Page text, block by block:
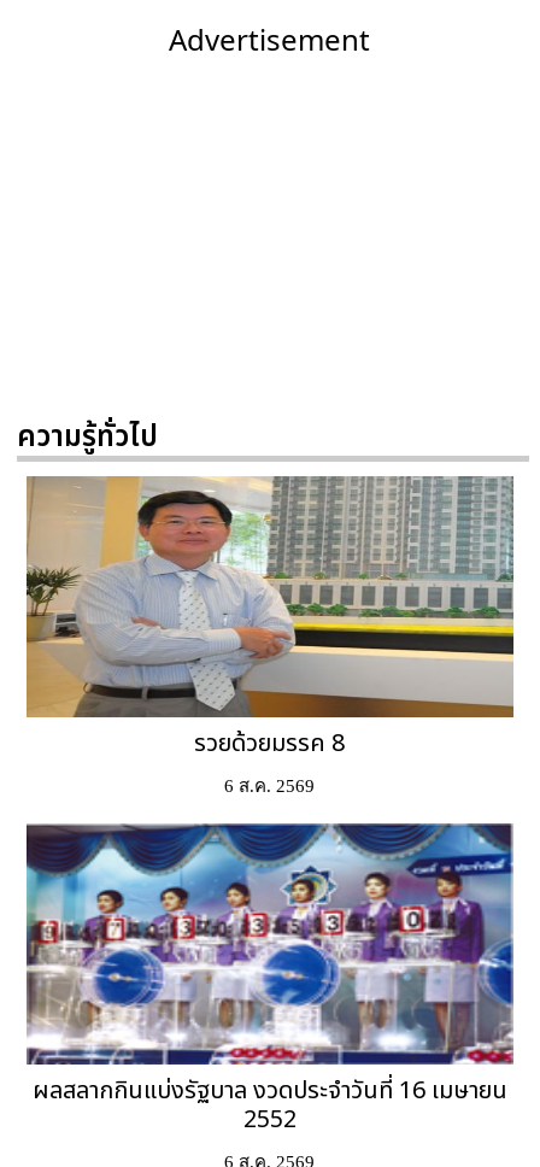
Advertisement
ความรู้ทั่วไป
รวยด้วยมรรค 8
6 ส.ค. 2569
ผลสลากกินแบ่งรัฐบาล งวดประจำวันที่ 16 เมษายน
2552
6 ส.ค. 2569